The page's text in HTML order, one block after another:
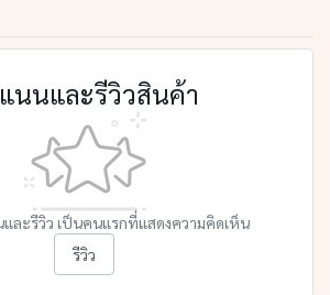
นนและรีวิวสินค้า
ละรีวิว เป็นคนแรกที่แสดงความคิดเห็น
รีวิว